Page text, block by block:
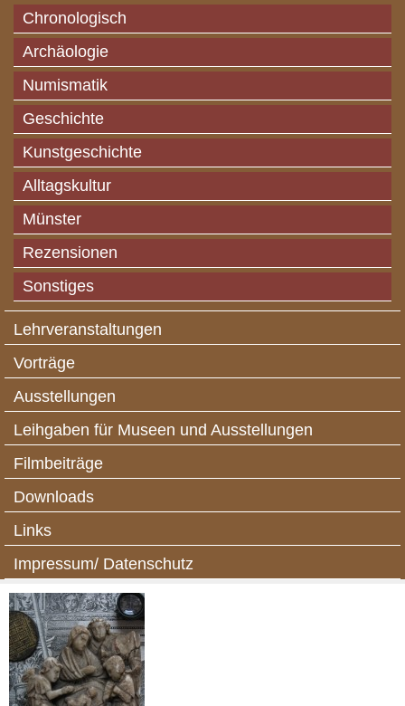
Chronologisch
Archäologie
Numismatik
Geschichte
Kunstgeschichte
Alltagskultur
Münster
Rezensionen
Sonstiges
Lehrveranstaltungen
Vorträge
Ausstellungen
Leihgaben für Museen und Ausstellungen
Filmbeiträge
Downloads
Links
Impressum/ Datenschutz